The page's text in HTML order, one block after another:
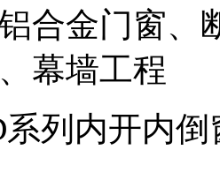
合金门窗、
幕墙工程
系列内开内